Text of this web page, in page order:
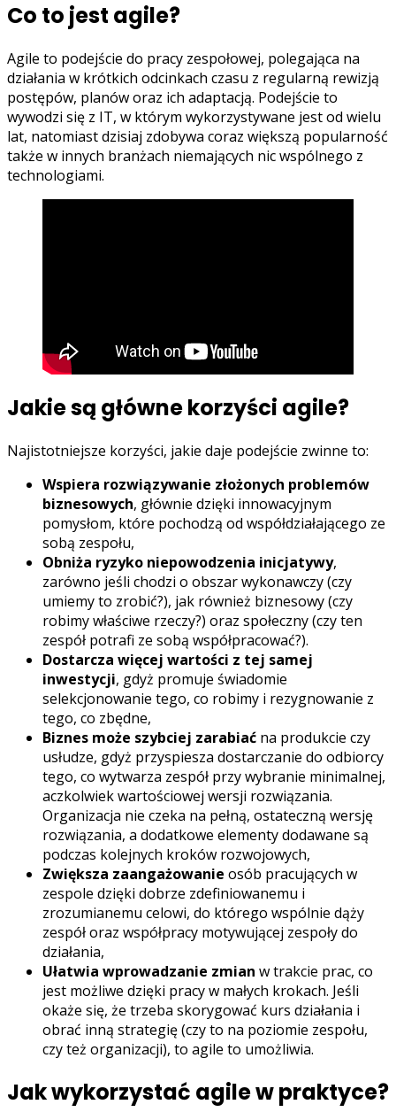
Co to jest agile?
Agile to podejście do pracy zespołowej, polegająca na
działania w krótkich odcinkach czasu z regularną rewizją
postępów, planów oraz ich adaptacją. Podejście to
wywodzi się z IT, w którym wykorzystywane jest od wielu
lat, natomiast dzisiaj zdobywa coraz większą popularność
także w innych branżach niemających nic wspólnego z
technologiami.
Jakie są główne korzyści agile?
Najistotniejsze korzyści, jakie daje podejście zwinne to:
Wspiera rozwiązywanie złożonych problemów
biznesowych, głównie dzięki innowacyjnym
pomysłom, które pochodzą od współdziałającego ze
sobą zespołu,
Obniża ryzyko niepowodzenia inicjatywy,
zarówno jeśli chodzi o obszar wykonawczy (czy
umiemy to zrobić?), jak również biznesowy (czy
robimy właściwe rzeczy?) oraz społeczny (czy ten
zespół potrafi ze sobą współpracować?).
Dostarcza więcej wartości z tej samej
inwestycji, gdyż promuje świadomie
selekcjonowanie tego, co robimy i rezygnowanie z
tego, co zbędne,
Biznes może szybciej zarabiać na produkcie czy
usłudze, gdyż przyspiesza dostarczanie do odbiorcy
tego, co wytwarza zespół przy wybranie minimalnej,
aczkolwiek wartościowej wersji rozwiązania.
Organizacja nie czeka na pełną, ostateczną wersję
rozwiązania, a dodatkowe elementy dodawane są
podczas kolejnych kroków rozwojowych,
Zwiększa zaangażowanie osób pracujących w
zespole dzięki dobrze zdefiniowanemu i
zrozumianemu celowi, do którego wspólnie dąży
zespół oraz współpracy motywującej zespoły do
działania,
Ułatwia wprowadzanie zmian w trakcie prac, co
jest możliwe dzięki pracy w małych krokach. Jeśli
okaże się, że trzeba skorygować kurs działania i
obrać inną strategię (czy to na poziomie zespołu,
czy też organizacji), to agile to umożliwia.
Jak wykorzystać agile w praktyce?